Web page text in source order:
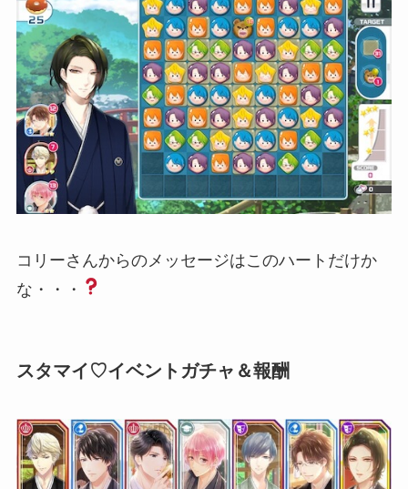
コリーさんからのメッセージはこのハートだけか
な・・・
スタマイ♡イベントガチャ＆報酬